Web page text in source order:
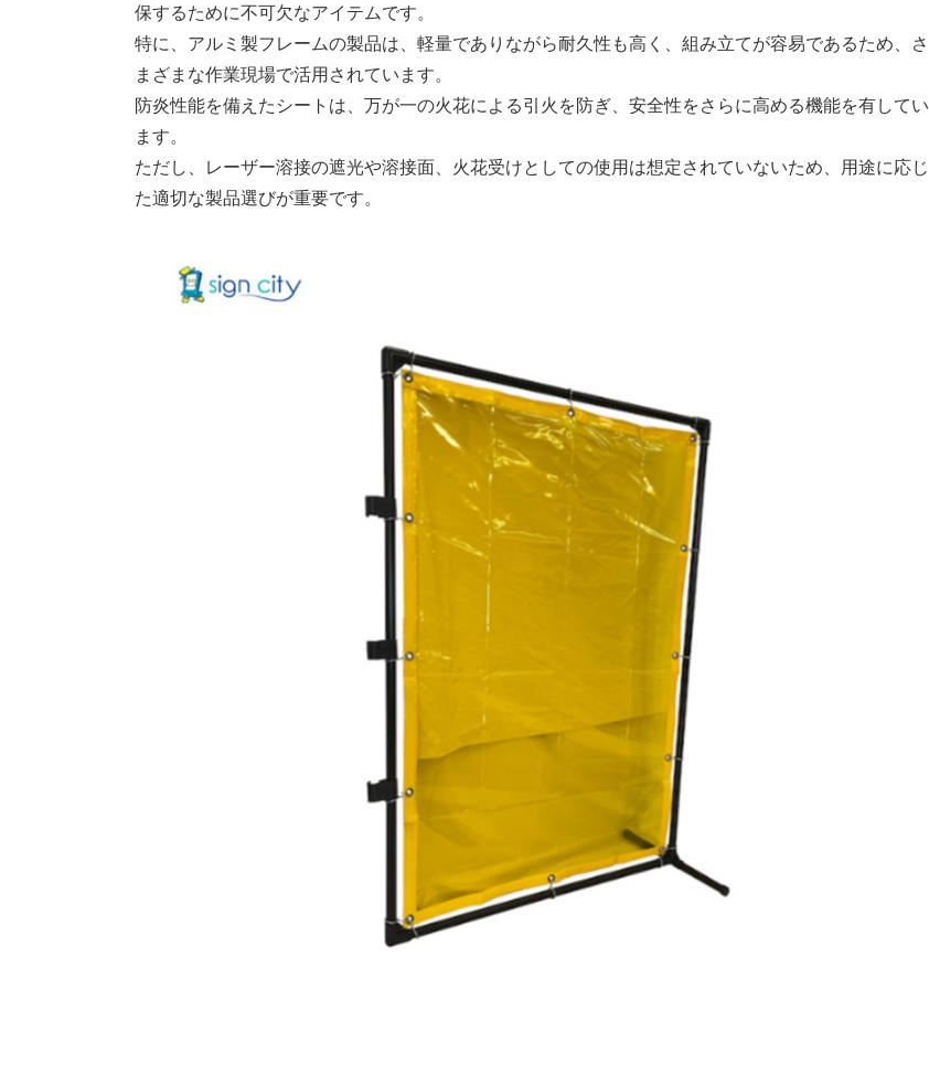
保するために不可欠なアイテムです。
特に、アルミ製フレームの製品は、軽量でありながら耐久性も高く、組み立てが容易であるため、さ
まざまな作業現場で活用されています。
防炎性能を備えたシートは、万が一の火花による引火を防ぎ、安全性をさらに高める機能を有してい
ます。
ただし、レーザー溶接の遮光や溶接面、火花受けとしての使用は想定されていないため、用途に応じ
た適切な製品選びが重要です。